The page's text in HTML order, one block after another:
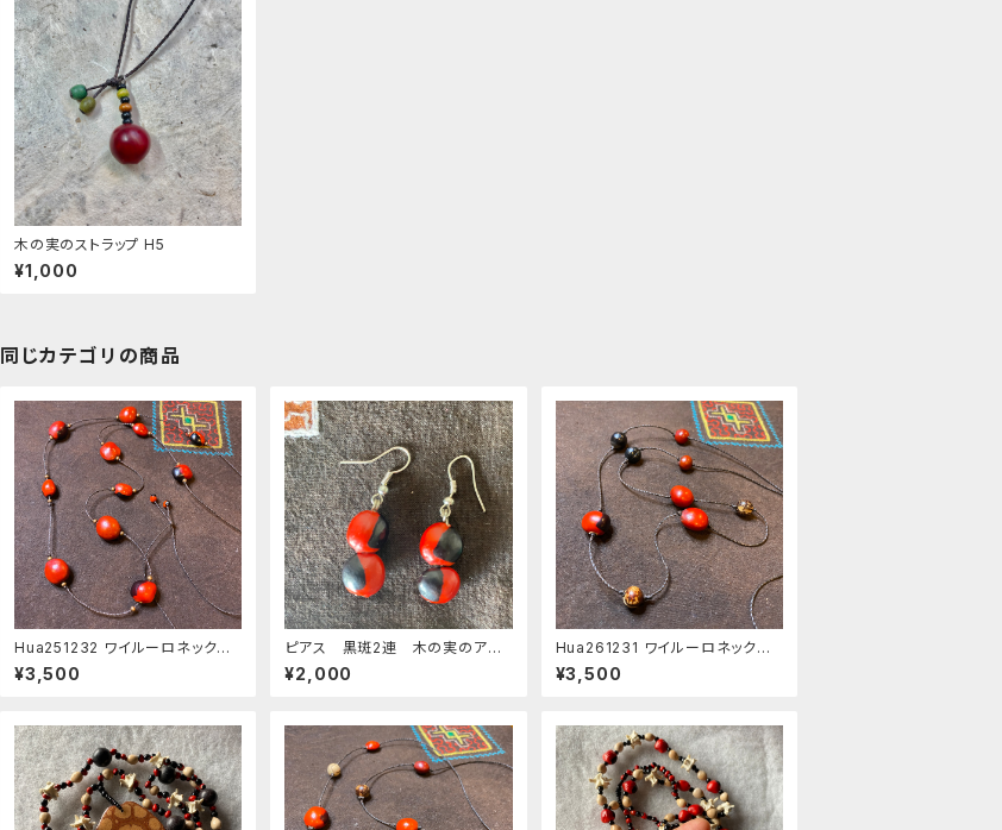
木の実のストラップ H5
¥1,000
同じカテゴリの商品
Hua251232 ワイルーロネックレ
ス 11粒黒斑点mix
¥3,500
ピアス 黒斑2連 木の実のアク
セサリー 天然素材のピアス
¥2,000
Hua261231 ワイルーロネックレ
ス 44cm
¥3,500